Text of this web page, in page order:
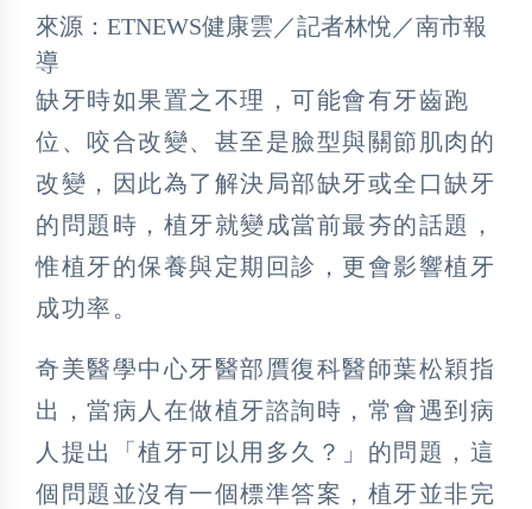
來源：ETNEWS健康雲／記者林悅／南市報
導
缺牙時如果置之不理，可能會有牙齒跑
位、咬合改變、甚至是臉型與關節肌肉的
改變，因此為了解決局部缺牙或全口缺牙
的問題時，植牙就變成當前最夯的話題，
惟植牙的保養與定期回診，更會影響植牙
成功率。
奇美醫學中心牙醫部贋復科醫師葉松穎指
出，當病人在做植牙諮詢時，常會遇到病
人提出「植牙可以用多久？」的問題，這
個問題並沒有一個標準答案，植牙並非完